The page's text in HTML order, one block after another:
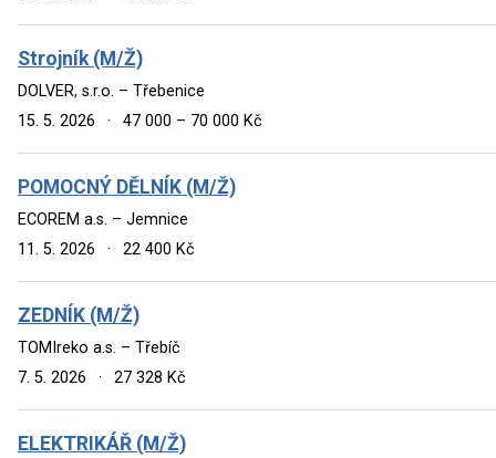
Strojník (M/Ž)
DOLVER, s.r.o. – Třebenice
15. 5. 2026
· 47 000 – 70 000 Kč
POMOCNÝ DĚLNÍK (M/Ž)
ECOREM a.s. – Jemnice
11. 5. 2026
· 22 400 Kč
ZEDNÍK (M/Ž)
TOMIreko a.s. – Třebíč
7. 5. 2026
· 27 328 Kč
ELEKTRIKÁŘ (M/Ž)